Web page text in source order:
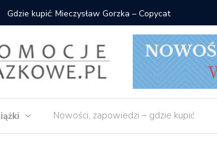
Gdzie kupić: Mieczysław Gorzka – Copycat
Nowości, zapowiedzi – gdzie kupić